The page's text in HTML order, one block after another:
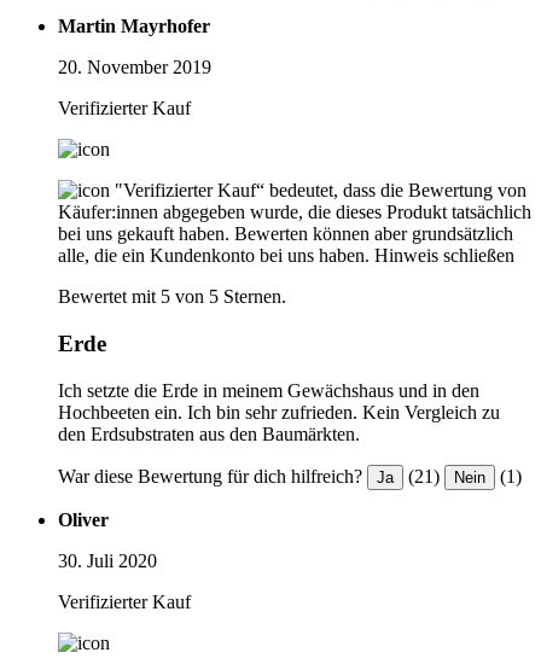
Martin Mayrhofer
20. November 2019
Verifizierter Kauf
"Verifizierter Kauf“ bedeutet, dass die Bewertung von
Käufer:innen abgegeben wurde, die dieses Produkt tatsächlich
bei uns gekauft haben. Bewerten können aber grundsätzlich
alle, die ein Kundenkonto bei uns haben. Hinweis schließen
Bewertet mit 5 von 5 Sternen.
Erde
Ich setzte die Erde in meinem Gewächshaus und in den
Hochbeeten ein. Ich bin sehr zufrieden. Kein Vergleich zu
den Erdsubstraten aus den Baumärkten.
War diese Bewertung für dich hilfreich? Ja (21) Nein (1)
Oliver
30. Juli 2020
Verifizierter Kauf